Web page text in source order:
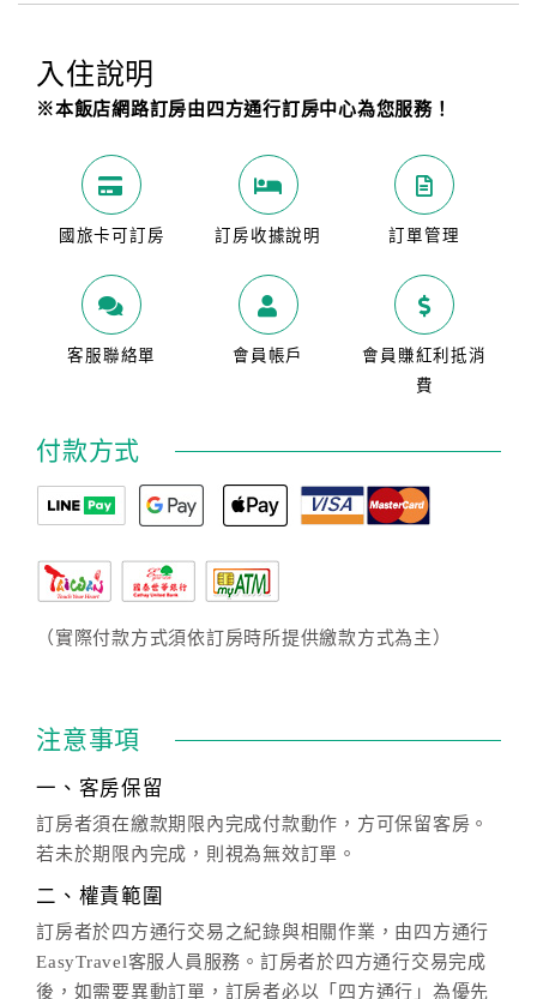
入住說明
※本飯店網路訂房由四方通行訂房中心為您服務！
國旅卡可訂房 訂房收據說明 訂單管理
客服聯絡單 會員帳戶
會員賺紅利抵消
費
付款方式
（實際付款方式須依訂房時所提供繳款方式為主）
注意事項
一、客房保留
訂房者須在繳款期限內完成付款動作，方可保留客房。
若未於期限內完成，則視為無效訂單。
二、權責範圍
訂房者於四方通行交易之紀錄與相關作業，由四方通行
EasyTravel客服人員服務。訂房者於四方通行交易完成
後，如需要異動訂單，訂房者必以「四方通行」為優先